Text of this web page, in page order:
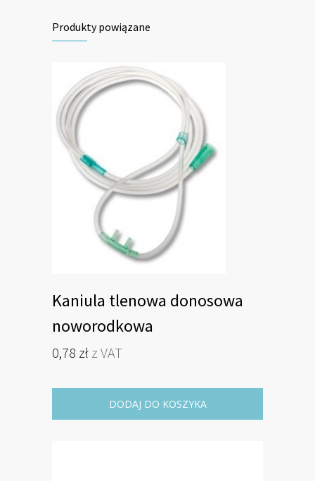
Produkty powiązane
Kaniula tlenowa donosowa
noworodkowa
0,78 zł z VAT
DODAJ DO KOSZYKA